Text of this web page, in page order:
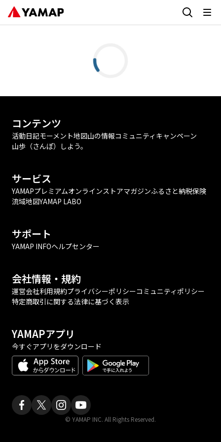
コンテンツ
活動日記モーメント地図山の情報コミュニティ キャンペーン
山歩（さんぽ）しよう。
サービス
YAMAPプレミアムオンラインストアマガジンふるさと納税保険
流域地図YAMAP LABO
サポート
YAMAP INFOヘルプセンター
会社情報・規約
運営会社利用規約プライバシーポリシーコミュニティポリシー
特定商取引に関する法律に基づく表示
YAMAPアプリ
今すぐアプリをダウンロード
© YAMAP INC. All Rights Reserved.